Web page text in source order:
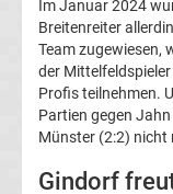
Transfergerüchte
Eintracht
Im Januar 2024
Breitenreiter
Team zugewiesen,
der
Profis teilnehmen.
Partien gegen
Münster (2:2) nicht
Gindorf